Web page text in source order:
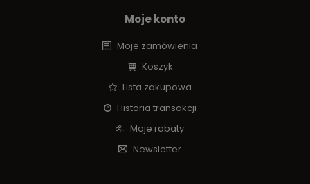
Moje konto
Moje zamówienia
Koszyk
Lista zakupowa
Historia transakcji
Moje rabaty
Newsletter